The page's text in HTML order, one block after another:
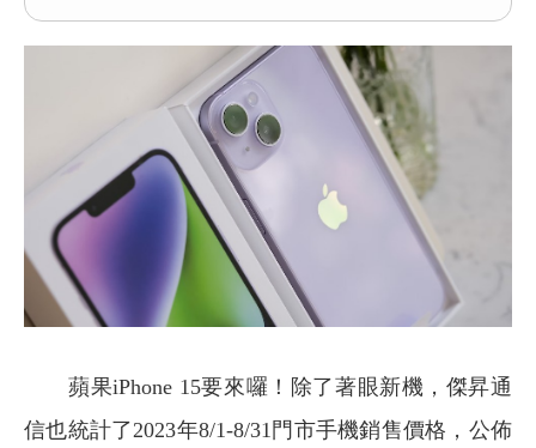
蘋果iPhone 15要來囉！除了著眼新機，傑昇通
信也統計了2023年8/1-8/31門市手機銷售價格，公佈